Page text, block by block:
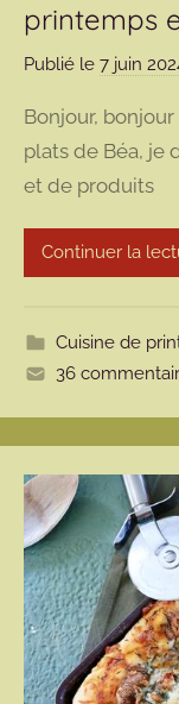
printemps
Publié le 7 juin
Bonjour,
plats de Béa, je
et de produits
Continuer la
Cuisine de
36